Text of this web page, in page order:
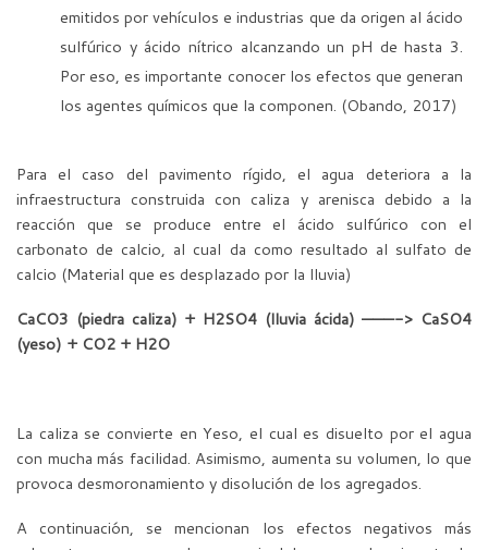
emitidos por vehículos e industrias que da origen al ácido
sulfúrico y ácido nítrico alcanzando un pH de hasta 3.
Por eso, es importante conocer los efectos que generan
los agentes químicos que la componen. (Obando, 2017)
Para el caso del pavimento rígido, el agua deteriora a la
infraestructura construida con caliza y arenisca debido a la
reacción que se produce entre el ácido sulfúrico con el
carbonato de calcio, al cual da como resultado al sulfato de
calcio (Material que es desplazado por la lluvia)
CaCO3 (piedra caliza) + H2SO4 (lluvia ácida) ———-> CaSO4
(yeso) + CO2 + H2O
La caliza se convierte en Yeso, el cual es disuelto por el agua
con mucha más facilidad. Asimismo, aumenta su volumen, lo que
provoca desmoronamiento y disolución de los agregados.
A continuación, se mencionan los efectos negativos más